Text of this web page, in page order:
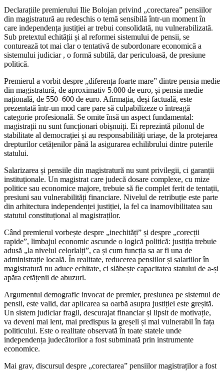
Declarațiile premierului Ilie Bolojan privind „corectarea” pensiilor
din magistratură au redeschis o temă sensibilă într-un moment în
care independența justiției ar trebui consolidată, nu vulnerabilizată.
Sub pretextul echității și al reformei sistemului de pensii, se
conturează tot mai clar o tentativă de subordonare economică a
sistemului judiciar , o formă subtilă, dar periculoasă, de presiune
politică.
Premierul a vorbit despre „diferența foarte mare” dintre pensia medie
din magistratură, de aproximativ 5.000 de euro, și pensia medie
națională, de 550–600 de euro. Afirmația, deși factuală, este
prezentată într-un mod care pare să culpabilizeze o întreagă
categorie profesională. Se omite însă un aspect fundamental:
magistrații nu sunt funcționari obișnuiți. Ei reprezintă pilonul de
stabilitate al democrației și au responsabilități uriașe, de la protejarea
drepturilor cetățenilor până la asigurarea echilibrului dintre puterile
statului.
Salarizarea și pensiile din magistratură nu sunt privilegii, ci garanții
instituționale. Un magistrat care judecă dosare complexe, cu mize
politice sau economice majore, trebuie să fie complet ferit de tentații,
presiuni sau vulnerabilități financiare. Nivelul de retribuție este parte
din arhitectura independenței justiției, la fel ca inamovibilitatea sau
statutul constituțional al magistraților.
Când premierul vorbește despre „inechități” și despre „corecții
rapide”, limbajul economic ascunde o logică politică: justiția trebuie
adusă „la nivelul celorlalți”, ca și cum funcția sa ar fi una de
administrație locală. În realitate, reducerea pensiilor și salariilor în
magistratură nu aduce echitate, ci slăbește capacitatea statului de a-și
apăra cetățenii de abuzuri.
Argumentul demografic invocat de premier, presiunea pe sistemul de
pensii, este valid, dar aplicarea sa oarbă asupra justiției este greșită.
Un sistem judiciar fragil, descurajat financiar și lipsit de motivație,
va deveni mai lent, mai predispus la greșeli și mai vulnerabil în fața
politicului. Este o realitate observată în toate statele unde
independența judecătorilor a fost subminată prin instrumente
economice.
Mai grav, discursul despre „corectarea” pensiilor magistraților a fost